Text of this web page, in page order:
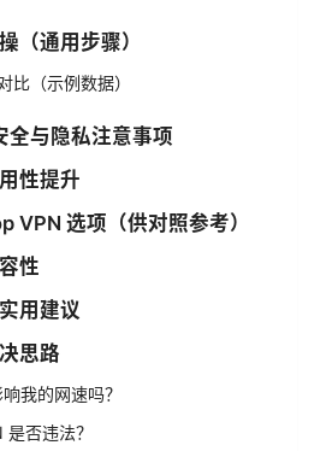
（通用步骤）
比（示例数据）
全与隐私注意事项
性提升
VPN 选项（供对照参考）
性
用建议
思路
我的网速吗？
否违法？